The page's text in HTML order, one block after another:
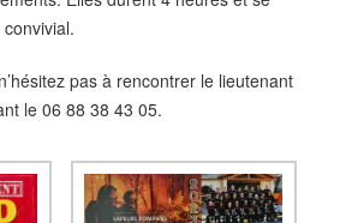
pas à rencontrer le lieutenant
le 06 88 38 43 05.